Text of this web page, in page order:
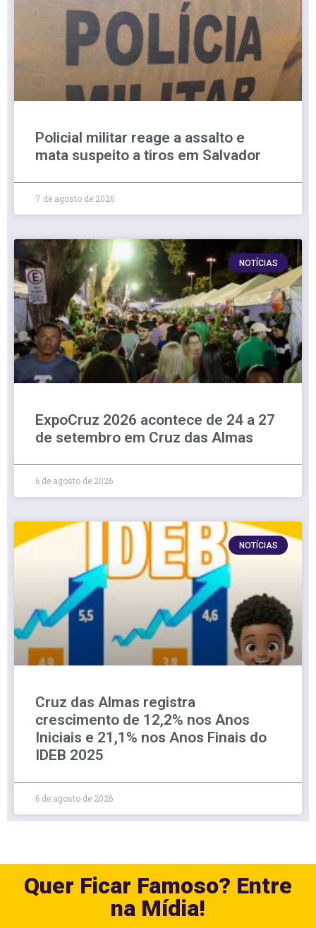
Policial militar reage a assalto e
mata suspeito a tiros em Salvador
7 de agosto de 2026
NOTÍCIAS
ExpoCruz 2026 acontece de 24 a 27
de setembro em Cruz das Almas
6 de agosto de 2026
NOTÍCIAS
Cruz das Almas registra
crescimento de 12,2% nos Anos
Iniciais e 21,1% nos Anos Finais do
IDEB 2025
6 de agosto de 2026
Quer Ficar Famoso? Entre
na Mídia!